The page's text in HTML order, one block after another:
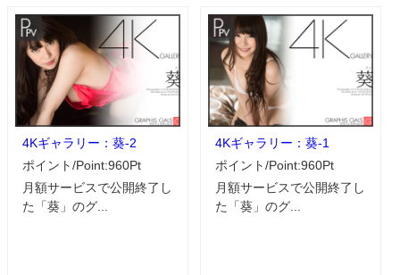
4Kギャラリー：葵-2
ポイント/Point:960Pt
月額サービスで公開終了し
た「葵」のグ...
4Kギャラリー：葵-1
ポイント/Point:960Pt
月額サービスで公開終了し
た「葵」のグ...